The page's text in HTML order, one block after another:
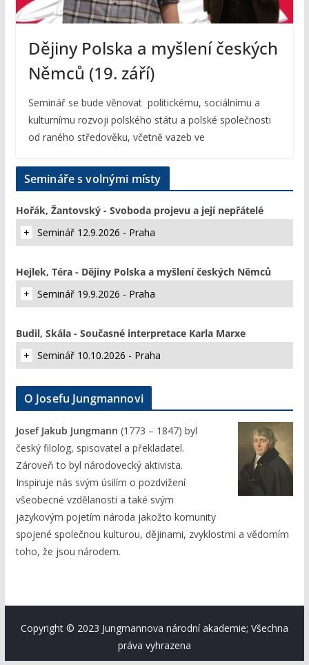
Dějiny Polska a myšlení českých
Němců (19. září)
Seminář se bude věnovat politickému, sociálnímu a
kulturnímu rozvoji polského státu a polské společnosti
od raného středověku, včetně vazeb ve
Semináře s volnými místy
Hořák, Žantovský - Svoboda projevu a její nepřátelé
Seminář 12.9.2026 - Praha
Hejlek, Téra - Dějiny Polska a myšlení českých Němců
Seminář 19.9.2026 - Praha
Budil, Skála - Současné interpretace Karla Marxe
Seminář 10.10.2026 - Praha
O Josefu Jungmannovi
Josef Jakub Jungmann (1773 – 1847) byl
český filolog, spisovatel a překladatel.
Zároveň to byl národovecký aktivista.
Inspiruje nás svým úsilím o pozdvižení
všeobecné vzdělanosti a také svým
jazykovým pojetím národa jakožto komunity
spojené společnou kulturou, dějinami, zvyklostmi a vědomím
toho, že jsou národem.
Copyright © 2023 Jungmannova národní akademie; Všechna
práva vyhrazena